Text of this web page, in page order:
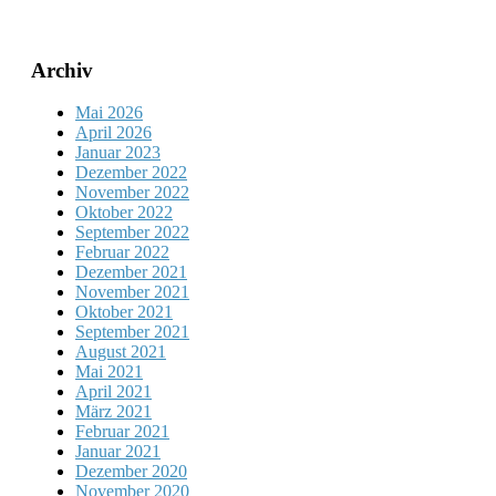
Archiv
Mai 2026
April 2026
Januar 2023
Dezember 2022
November 2022
Oktober 2022
September 2022
Februar 2022
Dezember 2021
November 2021
Oktober 2021
September 2021
August 2021
Mai 2021
April 2021
März 2021
Februar 2021
Januar 2021
Dezember 2020
November 2020